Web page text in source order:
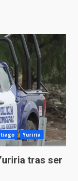
Yuriria
tras ser